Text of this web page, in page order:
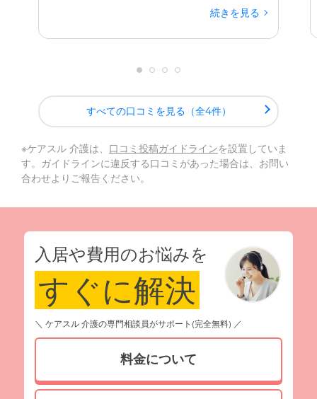
続きを見る
すべての口コミを見る（全4件）
※ケアスル 介護は、 口コミ投稿ガイドラインを設置していま
す。ガイドラインに違反する口コミがあった場合は、お問い
合わせよりご報告ください。
入居や費用のお悩みを
すぐに解決
＼ ケアスル 介護の専門相談員がサポート(完全無料) ／
料金について